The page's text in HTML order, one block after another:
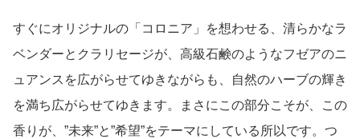
すぐにオリジナルの「コロニア」を想わせる、清らかなラ
ベンダーとクラリセージが、高級石鹸のようなフゼアのニ
ュアンスを広がらせてゆきながらも、自然のハーブの輝き
を満ち広がらせてゆきます。まさにこの部分こそが、この
香りが、”未来”と”希望”をテーマにしている所以です。つ